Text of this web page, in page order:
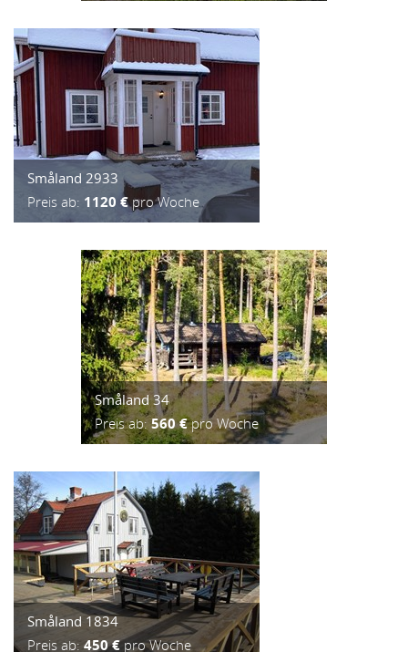
Småland 2933
Preis ab: 1120 €pro Woche
Småland 34
Preis ab:560 €pro Woche
Småland 1834
Preis ab: 450 €pro Woche